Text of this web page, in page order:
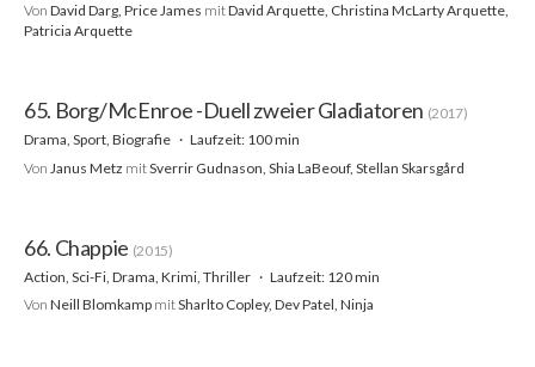
Von David Darg, Price James mitDavid Arquette, Christina McLarty Arquette,
Patricia Arquette
65. Borg/McEnroe -Duell zweier Gladiatoren (2017)
Drama, Sport, Biografie
Laufzeit: 100 min
Von Janus Metz mitSverrir Gudnason, Shia LaBeouf, Stellan Skarsgård
66. Chappie (2015)
Action, Sci-Fi, Drama, Krimi, Thriller
Laufzeit: 120 min
Von Neill Blomkamp mitSharlto Copley, Dev Patel, Ninja